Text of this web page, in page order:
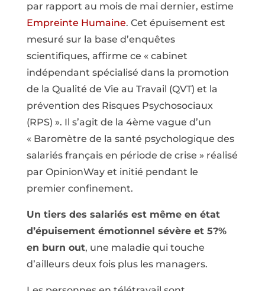
par rapport au mois de mai dernier, estime
Empreinte Humaine. Cet épuisement est
mesuré sur la base d’enquêtes
scientifiques, affirme ce « cabinet
indépendant spécialisé dans la promotion
de la Qualité de Vie au Travail (QVT) et la
prévention des Risques Psychosociaux
(RPS) ». Il s’agit de la 4ème vague d’un
« Baromètre de la santé psychologique des
salariés français en période de crise » réalisé
par OpinionWay et initié pendant le
premier confinement.
Un tiers des salariés est même en état
d’épuisement émotionnel sévère et 5?%
en burn out, une maladie qui touche
d’ailleurs deux fois plus les managers.